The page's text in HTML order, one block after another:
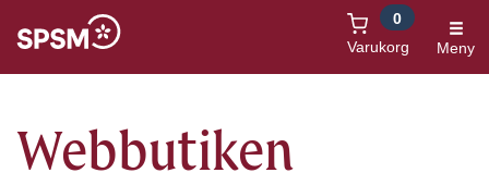
Varukorg
0
Meny
Webbutiken